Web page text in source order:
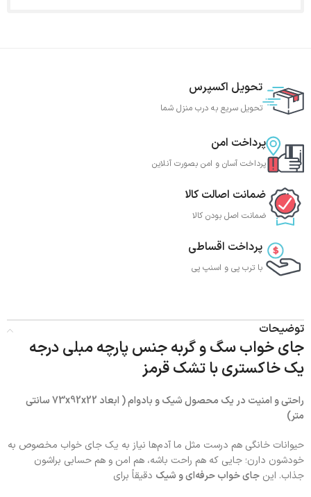
تحویل اکسپرس
تحویل سریع به درب منزل شما
پرداخت امن
پرداخت آسان و امن بصورت آنلاین
ضمانت اصالت کالا
ضمانت اصل بودن کالا
پرداخت اقساطی
با ترب‌ پی و اسنپ پی
توضیحات
جای خواب سگ و گربه جنس پارچه مبلی درجه
یک خاکستری با تشک قرمز
راحتی و امنیت در یک محصول شیک و بادوام ( ابعاد 73x92x22 سانتی
متر)
حیوانات خانگی هم درست مثل ما آدم‌ها نیاز به یک جای خواب مخصوص به
خودشون دارن؛ جایی که هم راحت باشه، هم امن و هم حسابی براشون
جذاب. این جای خواب حرفه‌ای و شیک دقیقاً برای